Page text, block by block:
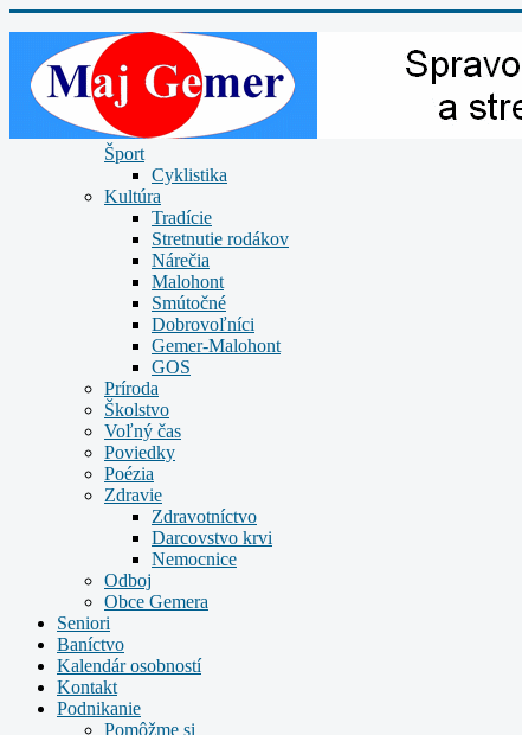
Šport
Cyklistika
Kultúra
Tradície
Stretnutie rodákov
Nárečia
Malohont
Smútočné
Dobrovoľníci
Gemer-Malohont
GOS
Príroda
Školstvo
Voľný čas
Poviedky
Poézia
Zdravie
Zdravotníctvo
Darcovstvo krvi
Nemocnice
Odboj
Obce Gemera
Seniori
Baníctvo
Kalendár osobností
Kontakt
Podnikanie
Pomôžme si